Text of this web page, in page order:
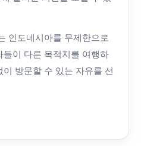
인도네시아를 무제한으로
들이 다른 목적지를 여행하
방문할 수 있는 자유를 선